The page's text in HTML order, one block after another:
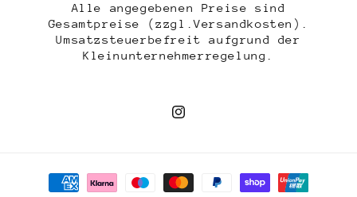
Alle angegebenen Preise sind
Gesamtpreise (zzgl.Versandkosten).
Umsatzsteuerbefreit aufgrund der
Kleinunternehmerregelung.
Instagram
Zahlungsmethoden